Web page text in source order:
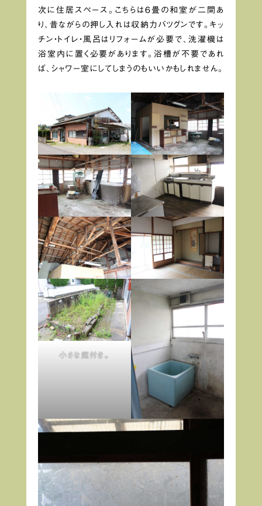
次に住居スペース。こちらは6畳の和室が二間あ
り、昔ながらの押し入れは収納力バツグンです。キッ
チン・トイレ・風呂はリフォームが必要で、洗濯機は
浴室内に置く必要があります。浴槽が不要であれ
ば、シャワー室にしてしまうのもいいかもしれません。
小さな庭付き。